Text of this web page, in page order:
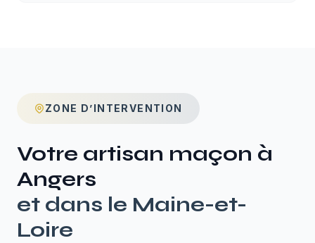
ZONE D’INTERVENTION
Votre artisan maçon à
Angers
et dans le Maine-et-
Loire